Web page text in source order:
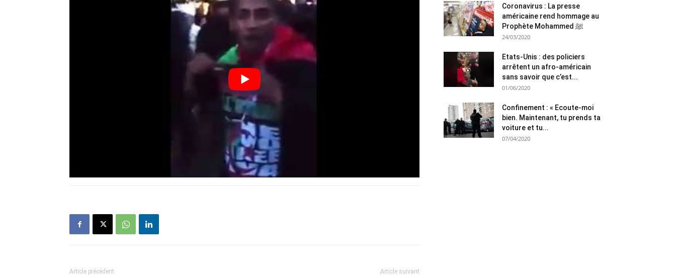
Article précédent Article suivant
Coronavirus : La presse
américaine rend hommage au
Prophète Mohammed ﷺ
24/03/2020
Etats-Unis : des policiers
arrêtent un afro-américain
sans savoir que c’est...
01/06/2020
Confinement : « Ecoute-moi
bien. Maintenant, tu prends ta
voiture et tu...
07/04/2020